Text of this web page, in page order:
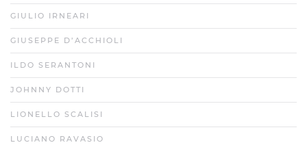
GIULIO IRNEARI
GIUSEPPE D’ACCHIOLI
ILDO SERANTONI
JOHNNY DOTTI
LIONELLO SCALISI
LUCIANO RAVASIO